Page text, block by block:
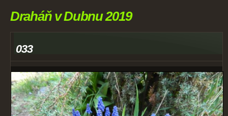
Draháň v Dubnu 2019
033